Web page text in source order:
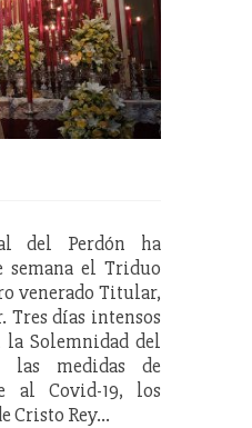
del Perdón ha
semana el Triduo
venerado Titular,
Tres días intensos
Solemnidad del
las medidas de
al Covid-19, los
Cristo Rey…